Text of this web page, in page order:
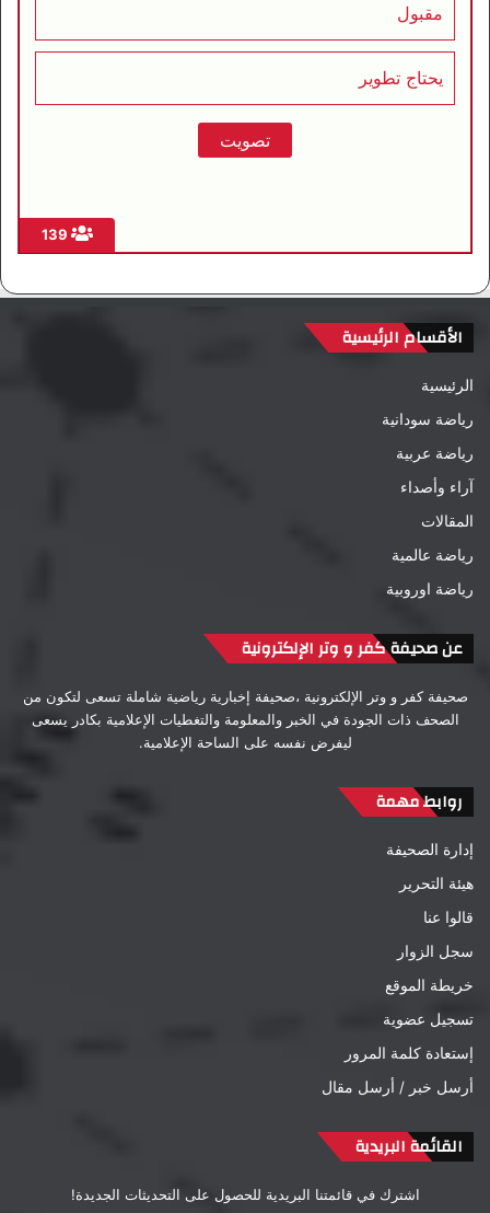
مقبول
يحتاج تطوير
الأقسام الرئيسية
الرئيسية
رياضة سودانية
رياضة عربية
آراء وأصداء
المقالات
رياضة عالمية
رياضة اوروبية
عن صحيفة كفر و وتر الإلكترونية
صحيفة كفر و وتر الإلكترونية ،صحيفة إخبارية رياضية شاملة تسعى لتكون من
الصحف ذات الجودة في الخبر والمعلومة والتغطيات الإعلامية بكادر يسعى
ليفرض نفسه على الساحة الإعلامية.
روابط مهمة
إدارة الصحيفة
هيئة التحرير
قالوا عنا
سجل الزوار
خريطة الموقع
تسجيل عضوية
إستعادة كلمة المرور
أرسل خبر / أرسل مقال
القائمة البريدية
اشترك في قائمتنا البريدية للحصول على التحديثات الجديدة!